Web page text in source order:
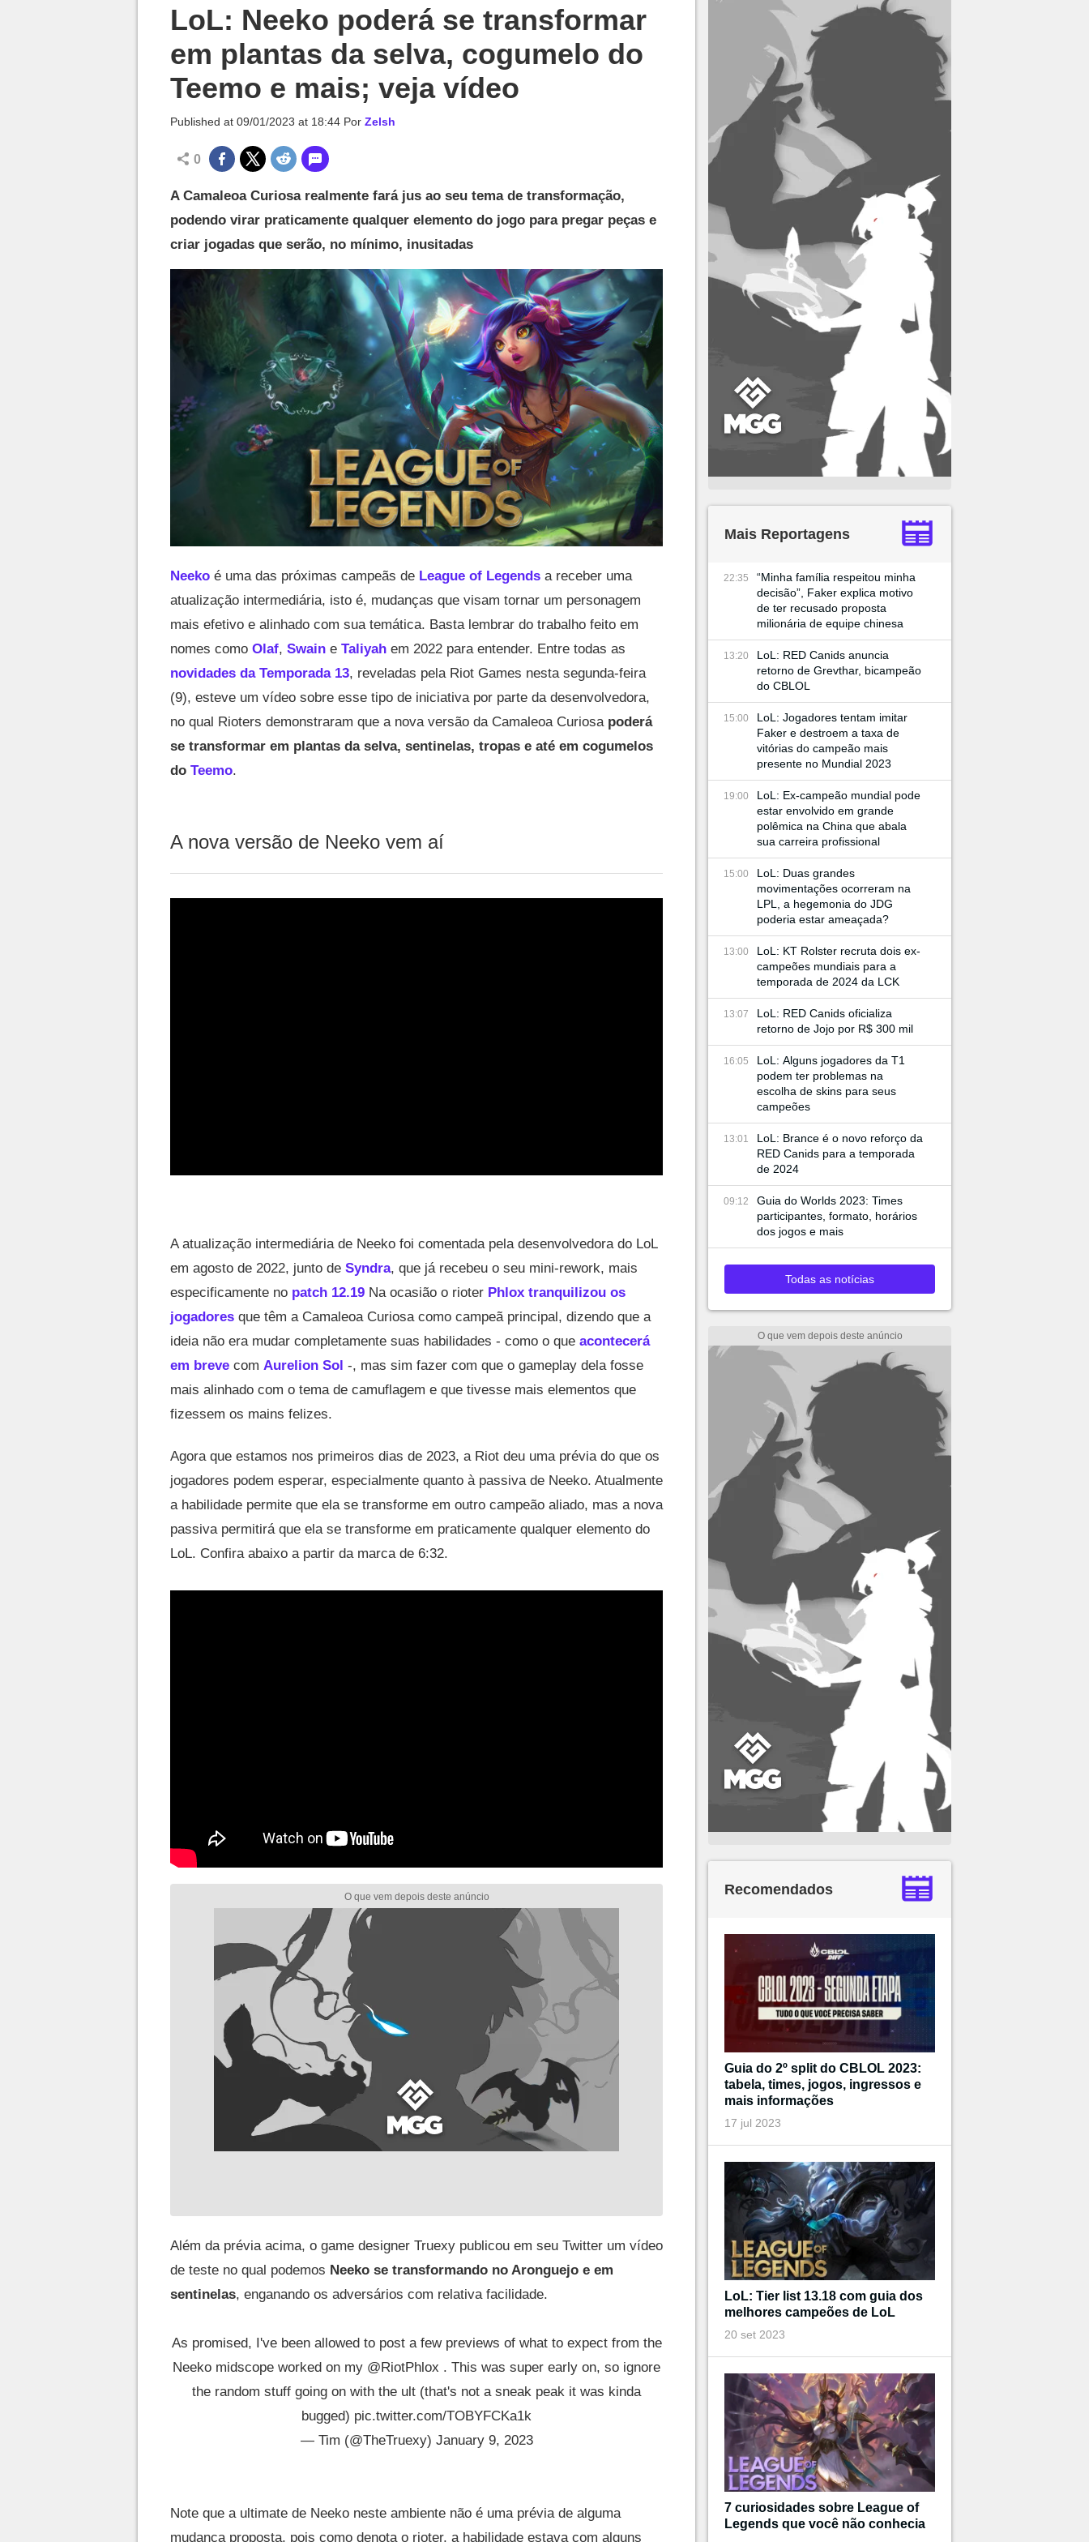
LoL: Neeko poderá se transformar
em plantas da selva, cogumelo do
Teemo e mais; veja vídeo
Published at 09/01/2023 at 18:44 Por Zelsh
0
A Camaleoa Curiosa realmente fará jus ao seu tema de transformação,
podendo virar praticamente qualquer elemento do jogo para pregar peças e
criar jogadas que serão, no mínimo, inusitadas
Neeko é uma das próximas campeãs de League of Legends a receber uma
atualização intermediária, isto é, mudanças que visam tornar um personagem
mais efetivo e alinhado com sua temática. Basta lembrar do trabalho feito em
nomes como Olaf, Swain e Taliyah em 2022 para entender. Entre todas as
novidades da Temporada 13, reveladas pela Riot Games nesta segunda-feira
(9), esteve um vídeo sobre esse tipo de iniciativa por parte da desenvolvedora,
no qual Rioters demonstraram que a nova versão da Camaleoa Curiosa poderá
se transformar em plantas da selva, sentinelas, tropas e até em cogumelos
do Teemo.
A nova versão de Neeko vem aí
A atualização intermediária de Neeko foi comentada pela desenvolvedora do LoL
em agosto de 2022, junto de Syndra, que já recebeu o seu mini-rework, mais
especificamente no patch 12.19 Na ocasião o rioter Phlox tranquilizou os
jogadores que têm a Camaleoa Curiosa como campeã principal, dizendo que a
ideia não era mudar completamente suas habilidades - como o que acontecerá
em breve com Aurelion Sol -, mas sim fazer com que o gameplay dela fosse
mais alinhado com o tema de camuflagem e que tivesse mais elementos que
fizessem os mains felizes.
Agora que estamos nos primeiros dias de 2023, a Riot deu uma prévia do que os
jogadores podem esperar, especialmente quanto à passiva de Neeko. Atualmente
a habilidade permite que ela se transforme em outro campeão aliado, mas a nova
passiva permitirá que ela se transforme em praticamente qualquer elemento do
LoL. Confira abaixo a partir da marca de 6:32.
Além da prévia acima, o game designer Truexy publicou em seu Twitter um vídeo
de teste no qual podemos Neeko se transformando no Aronguejo e em
sentinelas, enganando os adversários com relativa facilidade.
As promised, I've been allowed to post a few previews of what to expect from the
Neeko midscope worked on my @RiotPhlox . This was super early on, so ignore
the random stuff going on with the ult (that's not a sneak peak it was kinda
bugged) pic.twitter.com/TOBYFCKa1k
— Tim (@TheTruexy) January 9, 2023
Note que a ultimate de Neeko neste ambiente não é uma prévia de alguma
mudança proposta, pois como denota o rioter, a habilidade estava com alguns
Mais Reportagens
22:35
“Minha família respeitou minha
decisão”, Faker explica motivo
de ter recusado proposta
milionária de equipe chinesa
13:20
LoL: RED Canids anuncia
retorno de Grevthar, bicampeão
do CBLOL
15:00
LoL: Jogadores tentam imitar
Faker e destroem a taxa de
vitórias do campeão mais
presente no Mundial 2023
19:00
LoL: Ex-campeão mundial pode
estar envolvido em grande
polêmica na China que abala
sua carreira profissional
15:00
LoL: Duas grandes
movimentações ocorreram na
LPL, a hegemonia do JDG
poderia estar ameaçada?
13:00
LoL: KT Rolster recruta dois ex-
campeões mundiais para a
temporada de 2024 da LCK
13:07
LoL: RED Canids oficializa
retorno de Jojo por R$ 300 mil
16:05
LoL: Alguns jogadores da T1
podem ter problemas na
escolha de skins para seus
campeões
13:01
LoL: Brance é o novo reforço da
RED Canids para a temporada
de 2024
09:12
Guia do Worlds 2023: Times
participantes, formato, horários
dos jogos e mais
Todas as notícias
Recomendados
Guia do 2º split do CBLOL 2023:
tabela, times, jogos, ingressos e
mais informações
17 jul 2023
LoL: Tier list 13.18 com guia dos
melhores campeões de LoL
20 set 2023
7 curiosidades sobre League of
Legends que você não conhecia